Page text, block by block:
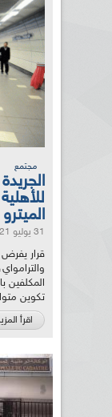
مجتمع
31 يوليو 2021
قرار يفرض
المكلفين
تكوين
اقرأ